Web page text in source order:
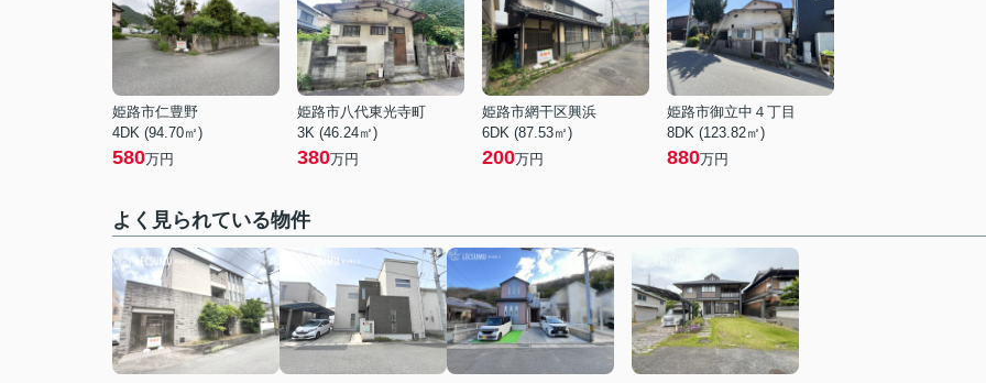
姫路市仁豊野
4DK (94.70㎡)
580万円
姫路市八代東光寺町
3K (46.24㎡)
380万円
姫路市網干区興浜
6DK (87.53㎡)
200万円
姫路市御立中４丁目
8DK (123.82㎡)
880万円
よく見られている物件